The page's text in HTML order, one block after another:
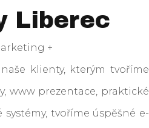
Liberec
+
klienty, kterým tvoříme
www prezentace, praktické
tvoříme úspěšné e-